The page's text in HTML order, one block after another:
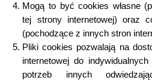
Mogąto byćcookies własne
tej strony internetowej) oraz
(pochodzące z innych stron
Pliki cookies pozwalają na
internetowej do
potrzeb innych odwiedzają